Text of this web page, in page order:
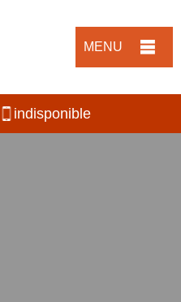
MENU
indisponible